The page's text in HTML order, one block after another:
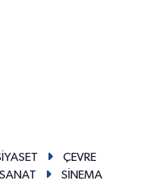
ÇEVRE
SİNEMA